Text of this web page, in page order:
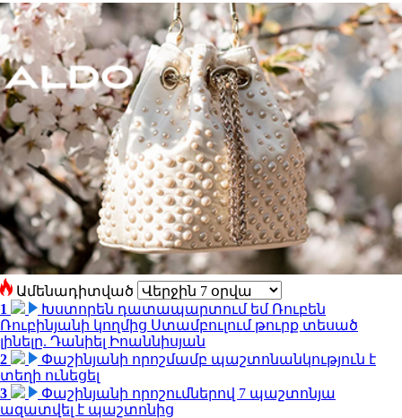
Ամենադիտված
1
Խստորեն դատապարտում եմ Ռուբեն
Ռուբինյանի կողմից Ստամբուլում թուրք տեսած
լինելը. Դանիել Իոաննիսյան
2
Փաշինյանի որոշմամբ պաշտոնանկություն է
տեղի ունեցել
3
Փաշինյանի որոշումներով 7 պաշտոնյա
ազատվել է պաշտոնից